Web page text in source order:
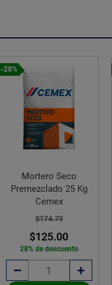
-28%
Mortero Seco
Premezclado 25 Kg
Cemex
$174.73
$125.00
28% de descuento